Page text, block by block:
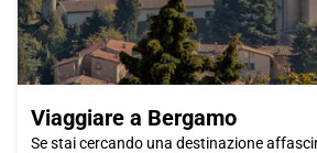
Viaggiare a Bergamo
Se stai cercando una destinazione